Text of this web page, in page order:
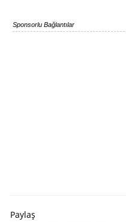
Sponsorlu Bağlantılar
Paylaş